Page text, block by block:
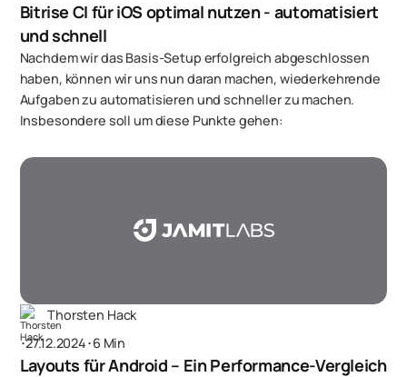
Bitrise CI für iOS optimal nutzen - automatisiert
und schnell
Nachdem wir das Basis-Setup erfolgreich abgeschlossen
haben, können wir uns nun daran machen, wiederkehrende
Aufgaben zu automatisieren und schneller zu machen.
Insbesondere soll um diese Punkte gehen:
Thorsten Hack
･27.12.2024･6 Min
Layouts für Android – Ein Performance-Vergleich